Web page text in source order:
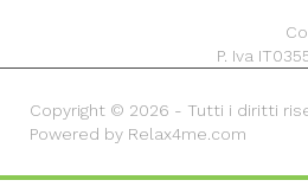
P. Iva
Copyright © 2026 - Tutti i diritti
Powered by Relax4me.com